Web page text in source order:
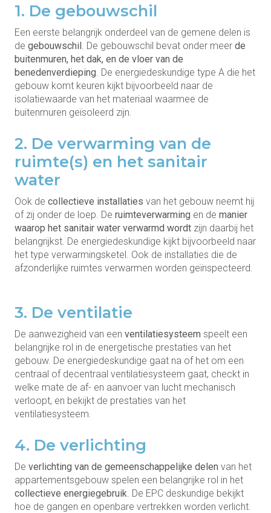
1. De gebouwschil
Een eerste belangrijk onderdeel van de gemene delen is
de gebouwschil . De gebouwschil bevat onder meer de
buitenmuren, het dak, en de vloer van de
benedenverdieping . De energiedeskundige type A die het
gebouw komt keuren kijkt bijvoorbeeld naar de
isolatiewaarde van het materiaal waarmee de
buitenmuren geïsoleerd zijn.
2. De verwarming van de
ruimte(s) en het sanitair
water
Ook de collectieve installaties van het gebouw neemt hij
of zij onder de loep. De ruimteverwarming en de manier
waarop het sanitair water verwarmd wordt zijn daarbij het
belangrijkst. De energiedeskundige kijkt bijvoorbeeld naar
het type verwarmingsketel. Ook de installaties die de
afzonderlijke ruimtes verwarmen worden geïnspecteerd.
3. De ventilatie
De aanwezigheid van een ventilatiesysteem speelt een
belangrijke rol in de energetische prestaties van het
gebouw. De energiedeskundige gaat na of het om een
centraal of decentraal ventilatiesysteem gaat, checkt in
welke mate de af- en aanvoer van lucht mechanisch
verloopt, en bekijkt de prestaties van het
ventilatiesysteem.
4. De verlichting
De verlichting van de gemeenschappelijke delen van het
appartementsgebouw spelen een belangrijke rol in het
collectieve energiegebruik . De EPC deskundige bekijkt
hoe de gangen en openbare vertrekken worden verlicht.